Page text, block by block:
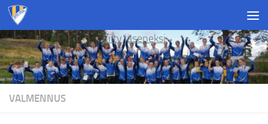
Skip to content
Liity jäseneksi
VALMENNUS